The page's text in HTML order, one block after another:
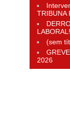
TRIBUNA
LABORAL!
(sem
2026